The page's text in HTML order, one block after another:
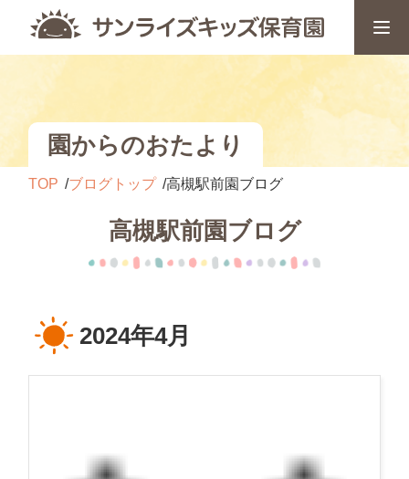
園からのおたより
TOP ブログトップ 高槻駅前園ブログ
高槻駅前園ブログ
2024年4月